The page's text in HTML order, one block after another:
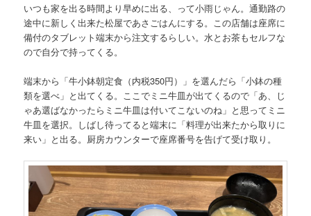
いつも家を出る時間より早めに出る、って小雨じゃん。通勤路の
途中に新しく出来た松屋であさごはんにする。この店舗は座席に
備付のタブレット端末から注文するらしい。水とお茶もセルフな
ので自分で持ってくる。
端末から「牛小鉢朝定食（内税350円）」を選んだら「小鉢の種
類を選べ」と出てくる。ここでミニ牛皿が出てくるので「あ、じ
ゃあ選ばなかったらミニ牛皿は付いてこないのね」と思ってミニ
牛皿を選択。しばし待ってると端末に「料理が出来たから取りに
来い」と出る。厨房カウンターで座席番号を告げて受け取り。